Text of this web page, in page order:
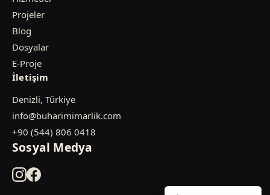
Projeler
Blog
Dosyalar
E-Proje
İletişim
Denizli, Türkiye
info@buharimimarlik.com
+90 (544) 806 0418
Sosyal Medya